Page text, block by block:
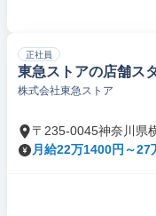
正社員
東急ストアの店舗ス
株式会社東急ストア
〒235-0045神奈川県
月給22万1400円～27